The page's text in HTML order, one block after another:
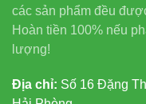
các sản phẩm đều
Hoàn tiền 100% nếu
lượng!
Địa chỉ: Số 16 Đặng